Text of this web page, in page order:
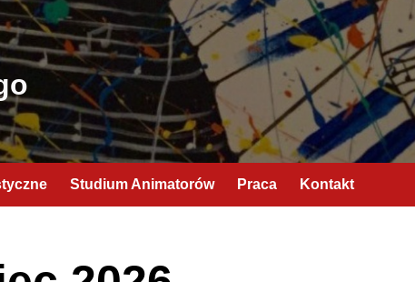
Studium Animatorów Praca Kontakt